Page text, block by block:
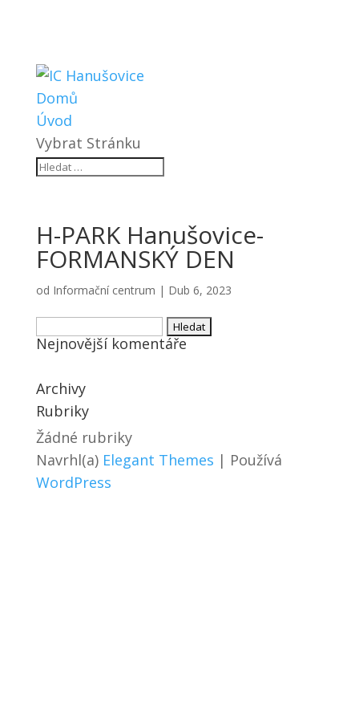
Domů
Úvod
Vybrat Stránku
H-PARK Hanušovice-
FORMANSKÝ DEN
od Informační centrum | Dub 6, 2023
Vyhledávání
Nejnovější komentáře
Archivy
Rubriky
Žádné rubriky
Navrhl(a) Elegant Themes | Používá
WordPress